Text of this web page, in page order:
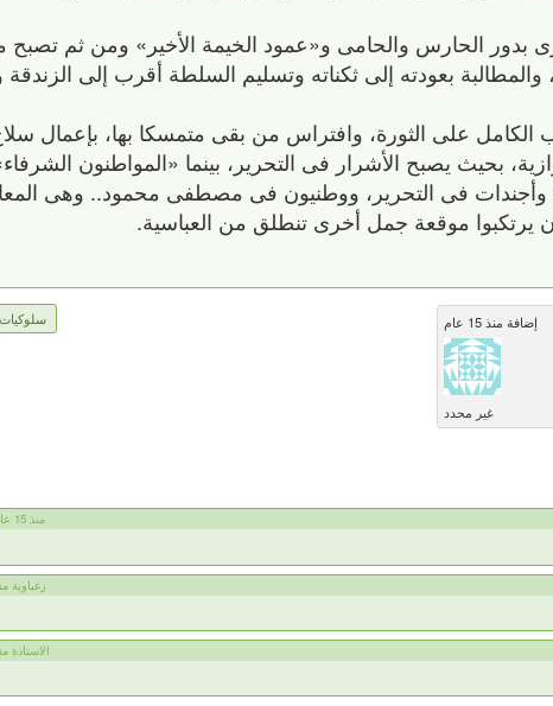
الحارس والحامى و«عمود الخيمة الأخير» ومن ثم تصبح
بعودته إلى ثكناته وتسليم السلطة أقرب إلى الزندقة
على الثورة، وافتراس من بقى متمسكا بها، بإعمال
بحيث يصبح الأشرار فى التحرير، بينما «المواطنون
وأجندات فى التحرير، ووطنيون فى مصطفى محمود.. وهى
يرتكبوا موقعة جمل أخرى تنطلق من العباسية.
سلوكيات
إضافة منذ 15 عام
غير محدد
ahmed منذ 15 عام
زغباوية منذ 15
الاستاذة منذ 15